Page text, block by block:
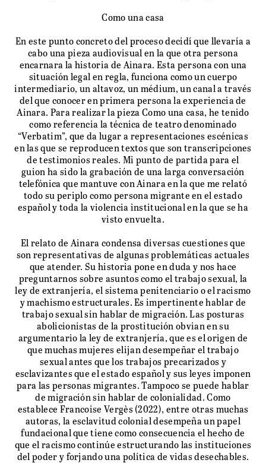
NEWS
Como una casa
En este punto concreto del proceso decidí que llevaría a
cabo una pieza audiovisual en la que otra persona
encarnara la historia de Ainara. Esta persona con una
situación legal en regla, funciona como un cuerpo
intermediario, un altavoz, un médium, un canal a través
del que conocer en primera persona la experiencia de
Ainara. Para realizar la pieza Como una casa, he tenido
como referencia la técnica de teatro denominado
“Verbatim”, que da lugar a representaciones escénicas
en las que se reproducen textos que son transcripciones
de testimonios reales. Mi punto de partida para el
guion ha sido la grabación de una larga conversación
telefónica que mantuve con Ainara en la que me relató
todo su periplo como persona migrante en el estado
español y toda la violencia institucional en la que se ha
visto envuelta.
El relato de Ainara condensa diversas cuestiones que
son representativas de algunas problemáticas actuales
que atender. Su historia pone en duda y nos hace
preguntarnos sobre asuntos como el trabajo sexual, la
ley de extranjería, el sistema penitenciario o el racismo
y machismo estructurales. Es impertinente hablar de
trabajo sexual sin hablar de migración. Las posturas
abolicionistas de la prostitución obvian en su
argumentario la ley de extranjería, que es el origen de
que muchas mujeres elijan desempeñar el trabajo
sexual antes que los trabajos precarizados y
esclavizantes que el estado español y sus leyes imponen
para las personas migrantes. Tampoco se puede hablar
de migración sin hablar de colonialidad. Como
establece Francoise Vergès (2022), entre otras muchas
autoras, la esclavitud colonial desempeña un papel
fundacional que tiene como consecuencia el hecho de
que el racismo continúe estructurando las instituciones
del poder y forjando una política de vidas desechables.